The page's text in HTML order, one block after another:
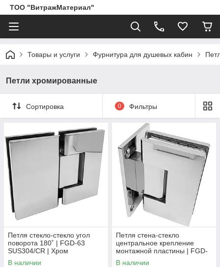
ТОО "ВитражМатериал"
Товары и услуги Фурнитура для душевых кабин
Петли хромированные
Сортировка 0 Фильтры
Петля стекло-стекло угол
поворота 180˚ | FGD-63
SUS304/CR | Хром
В наличии
Петля стена-стекло
центральное крепление
монтажной пластины | FGD-
55 SUS304/CR | Хром
В наличии